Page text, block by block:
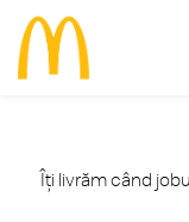
Îți livrăm când